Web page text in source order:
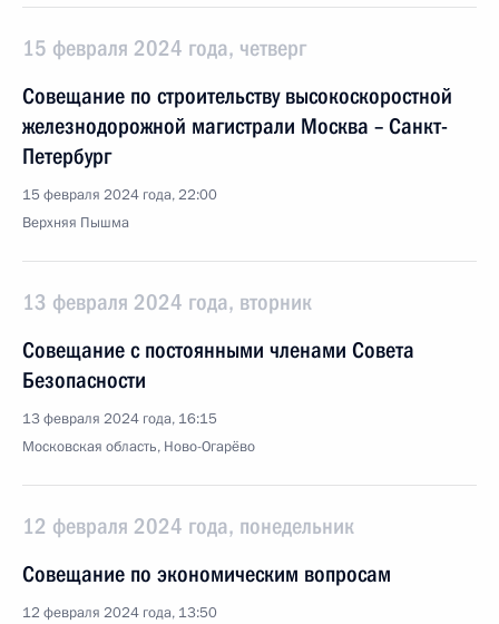
15 февраля 2024 года, четверг
Совещание по строительству высокоскоростной
железнодорожной магистрали Москва – Санкт-
Петербург
15 февраля 2024 года, 22:00
Верхняя Пышма
13 февраля 2024 года, вторник
Совещание с постоянными членами Совета
Безопасности
13 февраля 2024 года, 16:15
Московская область, Ново-Огарёво
12 февраля 2024 года, понедельник
Совещание по экономическим вопросам
12 февраля 2024 года, 13:50